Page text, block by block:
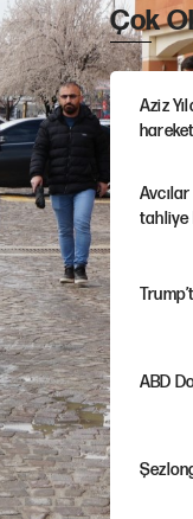
Çok
Aziz
tahliye
ABD